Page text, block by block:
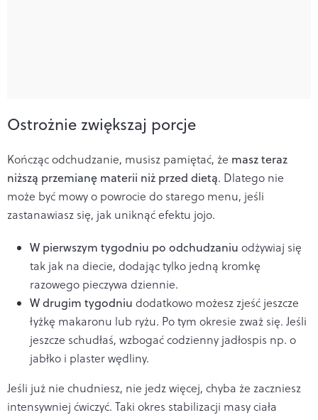
Ostrożnie zwiększaj porcje
Kończąc odchudzanie, musisz pamiętać, że masz teraz
niższą przemianę materii niż przed dietą. Dlatego nie
może być mowy o powrocie do starego menu, jeśli
zastanawiasz się, jak uniknąć efektu jojo.
W pierwszym tygodniu po odchudzaniu odżywiaj się
tak jak na diecie, dodając tylko jedną kromkę
razowego pieczywa dziennie.
W drugim tygodniu dodatkowo możesz zjeść jeszcze
łyżkę makaronu lub ryżu. Po tym okresie zważ się. Jeśli
jeszcze schudłaś, wzbogać codzienny jadłospis np. o
jabłko i plaster wędliny.
Jeśli już nie chudniesz, nie jedz więcej, chyba że zaczniesz
intensywniej ćwiczyć. Taki okres stabilizacji masy ciała